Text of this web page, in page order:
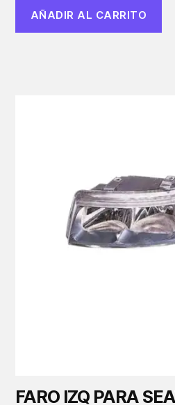
AÑADIR AL CARRITO
FARO IZQ PARA